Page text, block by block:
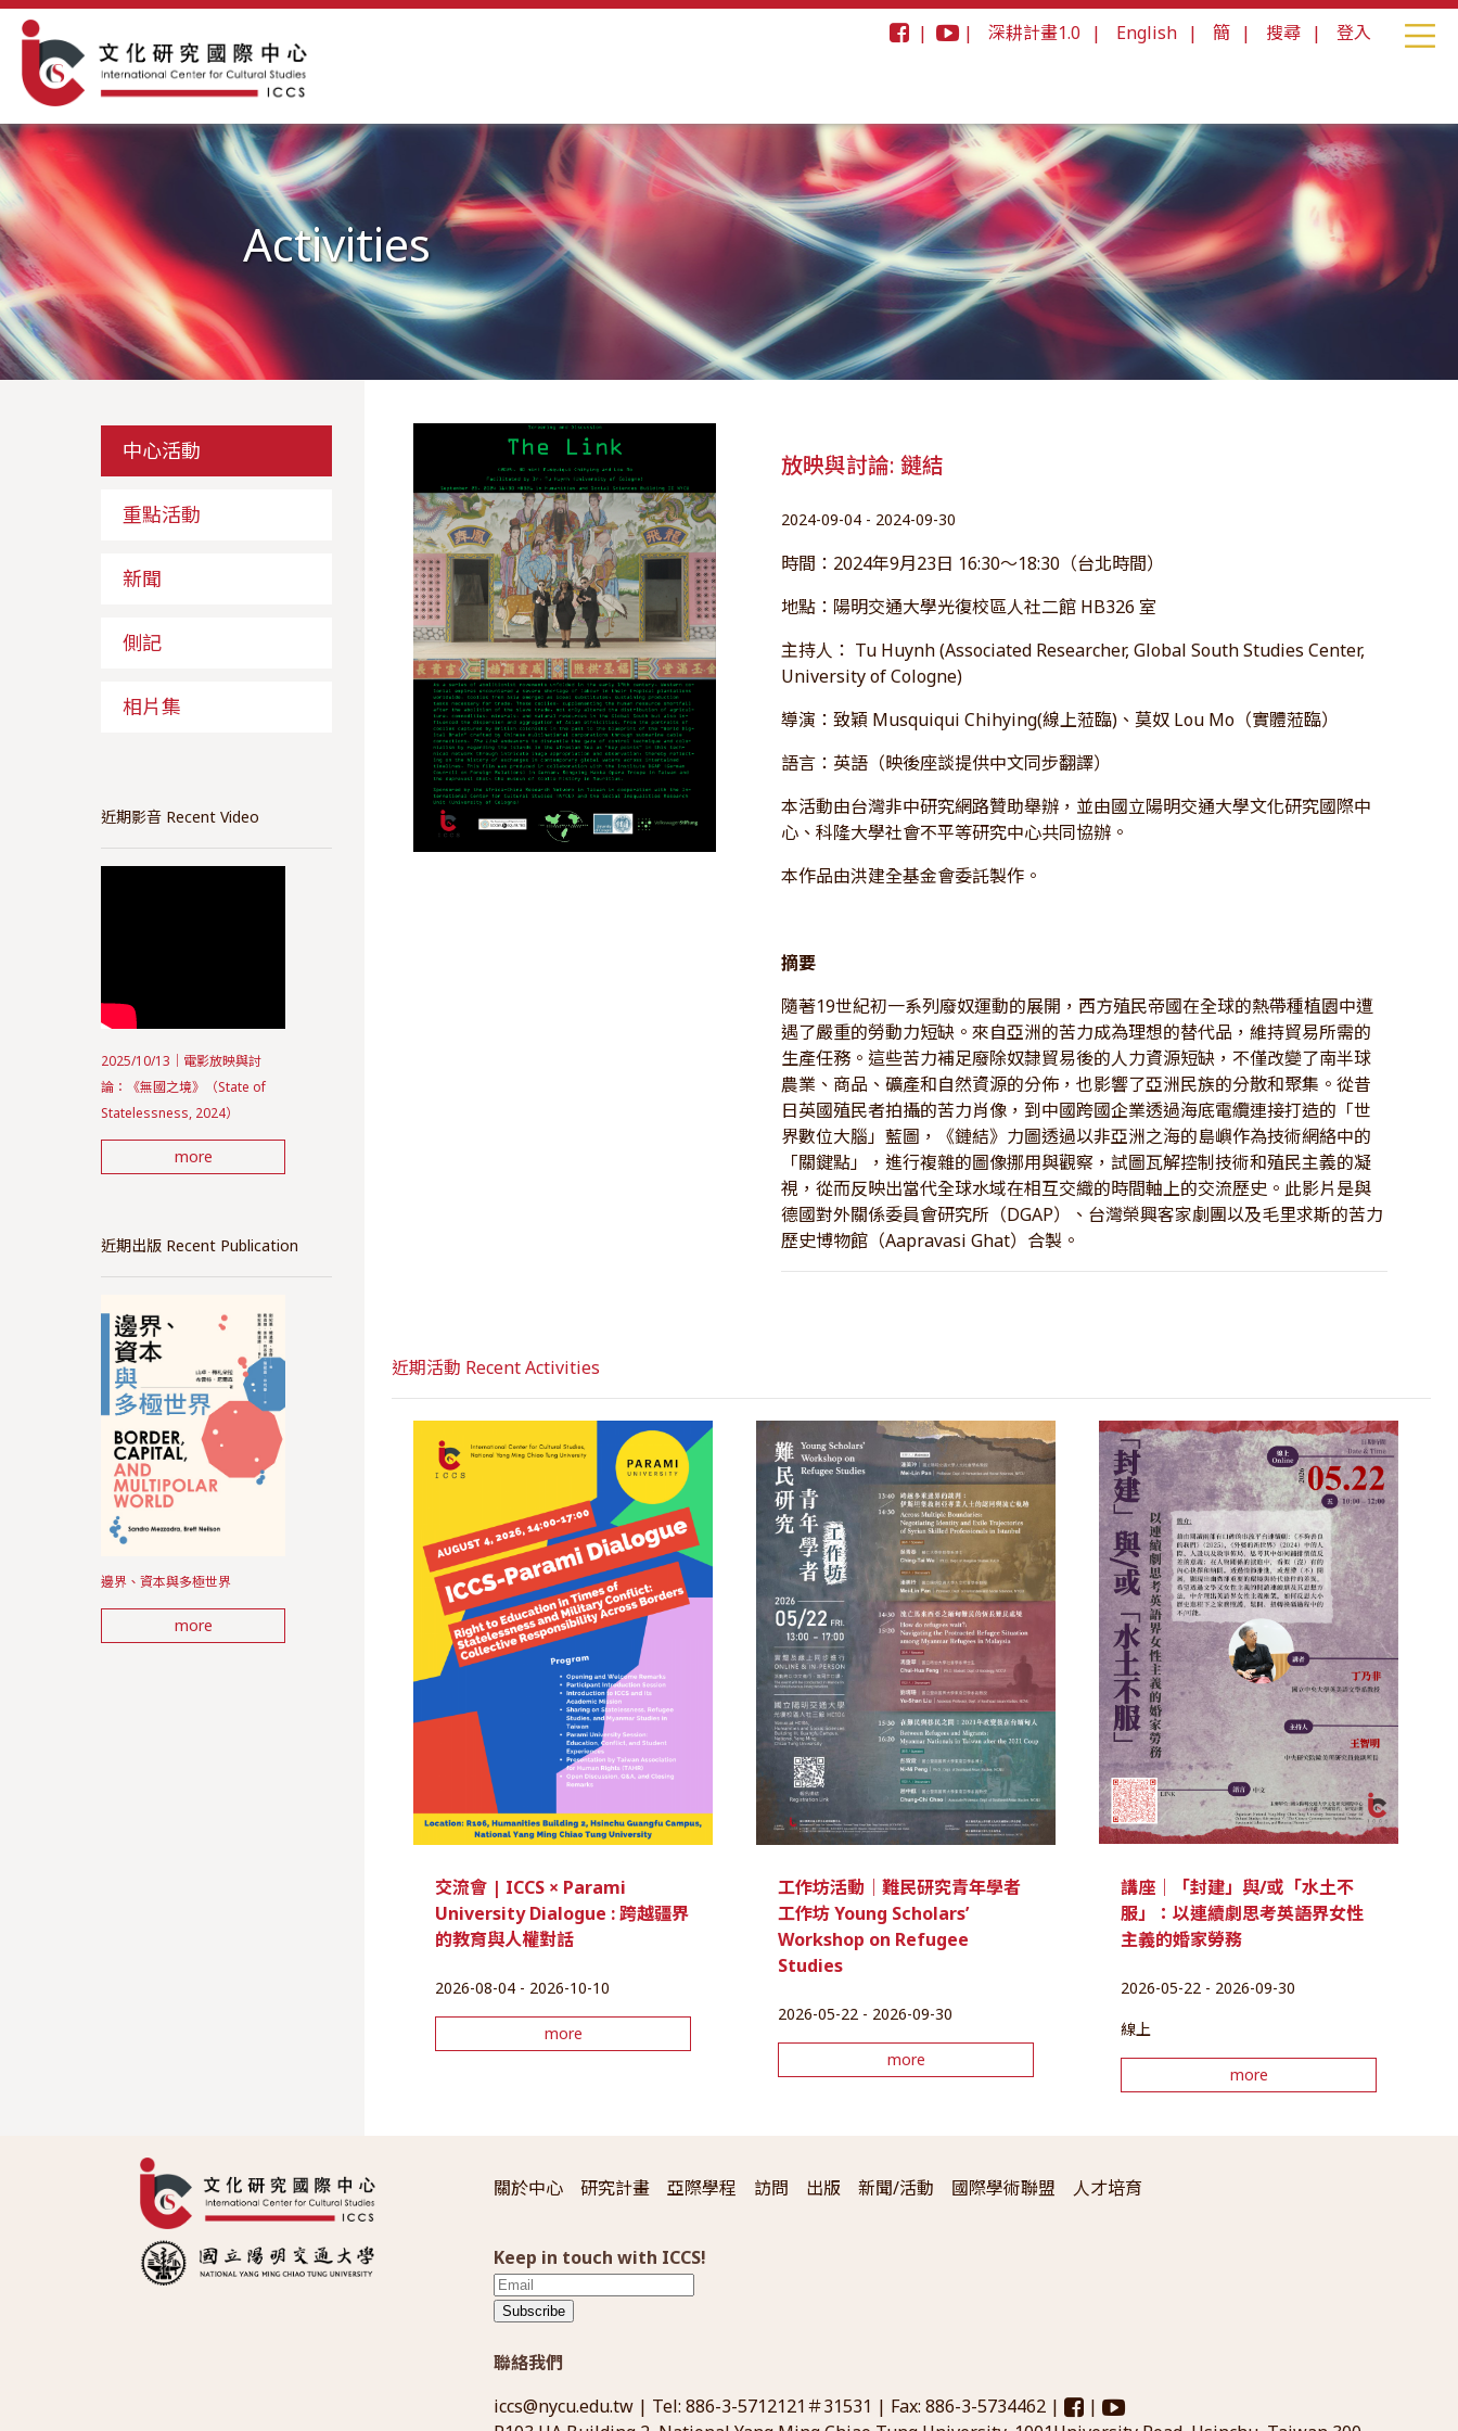
| | 深耕計畫1.0 | English | 簡 | 搜尋 | 登入
Activities
中心活動
重點活動
新聞
側記
相片集
近期影音 Recent Video
2025/10/13｜電影放映與討
論：《無國之境》（State of
Statelessness, 2024）
more
近期出版 Recent Publication
邊界、資本與多極世界
more
放映與討論: 鏈結
2024-09-04 - 2024-09-30
時間：2024年9月23日 16:30～18:30（台北時間）
地點：陽明交通大學光復校區人社二館 HB326 室
主持人： Tu Huynh (Associated Researcher, Global South Studies Center,
University of Cologne)
導演：致穎 Musquiqui Chihying(線上蒞臨)、莫奴 Lou Mo（實體蒞臨）
語言：英語（映後座談提供中文同步翻譯）
本活動由台灣非中研究網路贊助舉辦，並由國立陽明交通大學文化研究國際中
心、科隆大學社會不平等研究中心共同協辦。
本作品由洪建全基金會委託製作。
摘要
隨著19世紀初一系列廢奴運動的展開，西方殖民帝國在全球的熱帶種植園中遭
遇了嚴重的勞動力短缺。來自亞洲的苦力成為理想的替代品，維持貿易所需的
生產任務。這些苦力補足廢除奴隸貿易後的人力資源短缺，不僅改變了南半球
農業、商品、礦產和自然資源的分佈，也影響了亞洲民族的分散和聚集。從昔
日英國殖民者拍攝的苦力肖像，到中國跨國企業透過海底電纜連接打造的「世
界數位大腦」藍圖，《鏈結》力圖透過以非亞洲之海的島嶼作為技術網絡中的
「關鍵點」，進行複雜的圖像挪用與觀察，試圖瓦解控制技術和殖民主義的凝
視，從而反映出當代全球水域在相互交織的時間軸上的交流歷史。此影片是與
德國對外關係委員會研究所（DGAP）、台灣榮興客家劇團以及毛里求斯的苦力
歷史博物館（Aapravasi Ghat）合製。
近期活動 Recent Activities
交流會 | ICCS × Parami
University Dialogue : 跨越疆界
的教育與人權對話
2026-08-04 - 2026-10-10
more
工作坊活動｜難民研究青年學者
工作坊 Young Scholars’
Workshop on Refugee
Studies
2026-05-22 - 2026-09-30
more
講座｜「封建」與/或「水土不
服」：以連續劇思考英語界女性
主義的婚家勞務
2026-05-22 - 2026-09-30
線上
more
關於中心 研究計畫 亞際學程 訪問 出版 新聞/活動 國際學術聯盟 人才培育
Keep in touch with ICCS!
Subscribe
聯絡我們
iccs@nycu.edu.tw | Tel: 886-3-5712121＃31531 | Fax: 886-3-5734462 |
|